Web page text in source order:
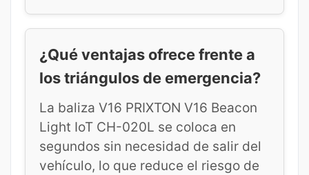
¿Qué ventajas ofrece frente a
los triángulos de emergencia?
La baliza V16 PRIXTON V16 Beacon
Light IoT CH-020L se coloca en
segundos sin necesidad de salir del
vehículo, lo que reduce el riesgo de